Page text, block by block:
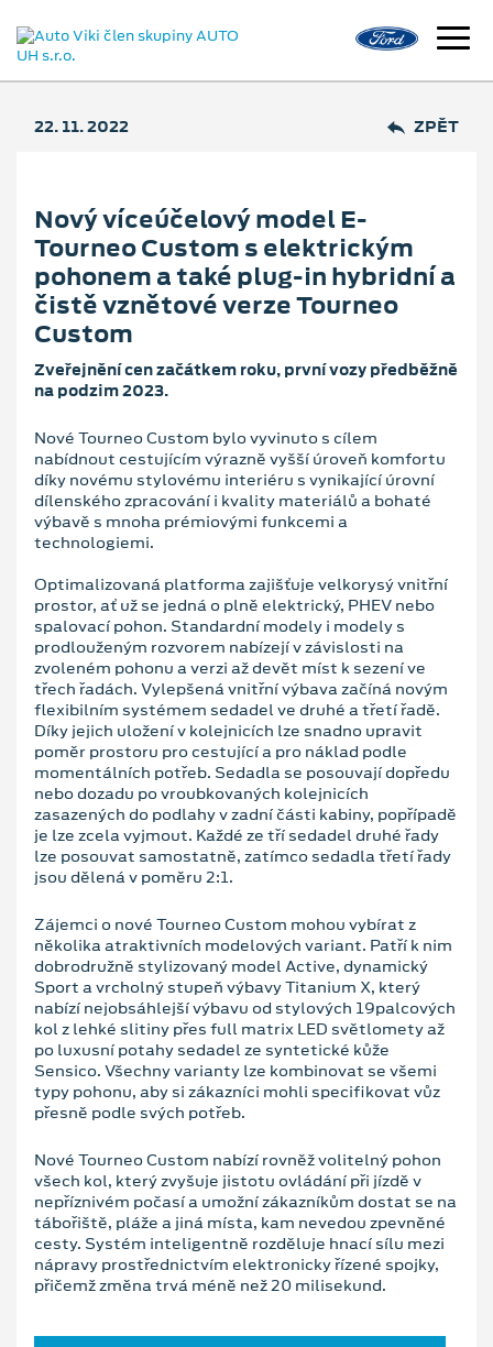
22. 11. 2022 ZPĚT
Nový víceúčelový model E-
Tourneo Custom s elektrickým
pohonem a také plug-in hybridní a
čistě vznětové verze Tourneo
Custom
Zveřejnění cen začátkem roku, první vozy předběžně
na podzim 2023.
Nové Tourneo Custom bylo vyvinuto s cílem
nabídnout cestujícím výrazně vyšší úroveň komfortu
díky novému stylovému interiéru s vynikající úrovní
dílenského zpracování i kvality materiálů a bohaté
výbavě s mnoha prémiovými funkcemi a
technologiemi.
Optimalizovaná platforma zajišťuje velkorysý vnitřní
prostor, ať už se jedná o plně elektrický, PHEV nebo
spalovací pohon. Standardní modely i modely s
prodlouženým rozvorem nabízejí v závislosti na
zvoleném pohonu a verzi až devět míst k sezení ve
třech řadách. Vylepšená vnitřní výbava začíná novým
flexibilním systémem sedadel ve druhé a třetí řadě.
Díky jejich uložení v kolejnicích lze snadno upravit
poměr prostoru pro cestující a pro náklad podle
momentálních potřeb. Sedadla se posouvají dopředu
nebo dozadu po vroubkovaných kolejnicích
zasazených do podlahy v zadní části kabiny, popřípadě
je lze zcela vyjmout. Každé ze tří sedadel druhé řady
lze posouvat samostatně, zatímco sedadla třetí řady
jsou dělená v poměru 2:1.
Zájemci o nové Tourneo Custom mohou vybírat z
několika atraktivních modelových variant. Patří k nim
dobrodružně stylizovaný model Active, dynamický
Sport a vrcholný stupeň výbavy Titanium X, který
nabízí nejobsáhlejší výbavu od stylových 19palcových
kol z lehké slitiny přes full matrix LED světlomety až
po luxusní potahy sedadel ze syntetické kůže
Sensico. Všechny varianty lze kombinovat se všemi
typy pohonu, aby si zákazníci mohli specifikovat vůz
přesně podle svých potřeb.
Nové Tourneo Custom nabízí rovněž volitelný pohon
všech kol, který zvyšuje jistotu ovládání při jízdě v
nepříznivém počasí a umožní zákazníkům dostat se na
tábořiště, pláže a jiná místa, kam nevedou zpevněné
cesty. Systém inteligentně rozděluje hnací sílu mezi
nápravy prostřednictvím elektronicky řízené spojky,
přičemž změna trvá méně než 20 milisekund.